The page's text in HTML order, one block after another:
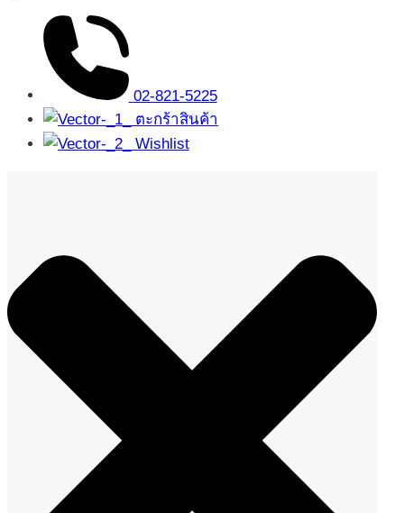
02-821-5225
ตะกร้าสินค้า
Wishlist